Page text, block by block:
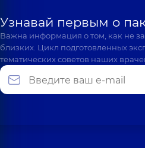
Узнавай первым о
Важна информация о том, как не
близких. Цикл подготовленных
тематических советов наших